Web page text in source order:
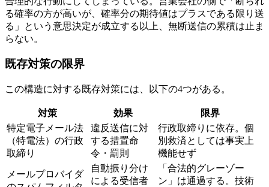
る確率の方が高いが、確率分の期待値はプラスである限り送
る」という意思決定が成立する以上、無断送信の累積は止ま
らない。
既存対策の限界
この構造に対する既存対策には、以下の4つがある。
対策 効果
限界
特定電子メール法
（特電法）の行政
取締り
違反送信に対
する措置命
令・罰則
行政取締りに依存。個
別救済としては事実上
機能せず
メールプロバイダ
自動振り分け
による受信者
「合法的グレーゾー
ン」は通過する。技術